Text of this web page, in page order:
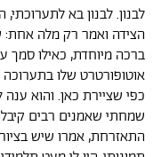
לבנון. לבנון בא
הצידה ואמר רק מלה אחת:
ברכה מיוחדת, כאילו סמך
אוטופורטרט שלו
כפי שציירת כאן. והוא
שמחתי שאמנים רבים
התאזרחת, אמרו שיש